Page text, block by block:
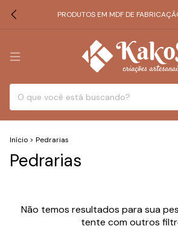
PRODUTOS EM MDF DE
Início > Pedrarias
Pedrarias
Não temos resultados para sua
tente com outros